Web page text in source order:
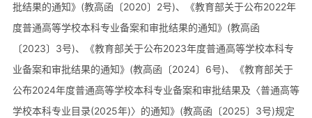
批结果的通知》(教高函〔2020〕2号)、《教育部关于公布2022年
度普通高等学校本科专业备案和审批结果的通知》(教高函
〔2023〕3号)、《教育部关于公布2023年度普通高等学校本科专
业备案和审批结果的通知》(教高函〔2024〕6号)、《教育部关于
公布2024年度普通高等学校本科专业备案和审批结果及〈普通高等
学校本科专业目录(2025年)〉的通知》(教高函〔2025〕3号)规定